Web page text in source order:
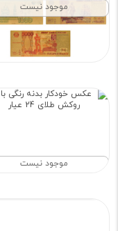
موجود نیست
موجود نیست